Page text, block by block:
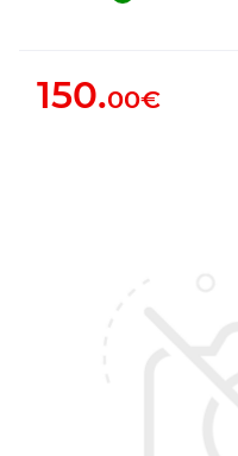
150.00€